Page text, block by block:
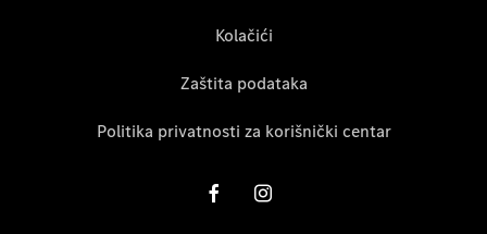
Kolačići
Zaštita podataka
Politika privatnosti za korišnički centar